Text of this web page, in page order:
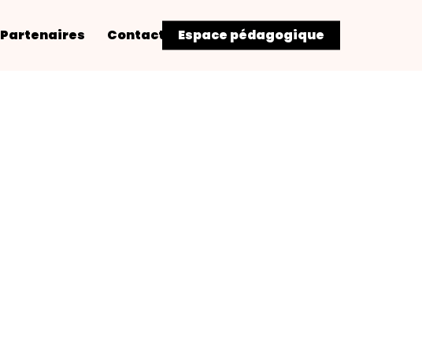
Partenaires Contact Espace pédagogique